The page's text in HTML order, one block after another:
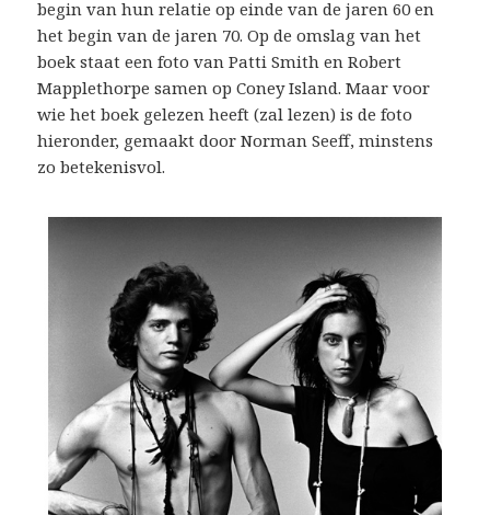
begin van hun relatie op einde van de jaren 60 en
het begin van de jaren 70. Op de omslag van het
boek staat een foto van Patti Smith en Robert
Mapplethorpe samen op Coney Island. Maar voor
wie het boek gelezen heeft (zal lezen) is de foto
hieronder, gemaakt door Norman Seeff, minstens
zo betekenisvol.